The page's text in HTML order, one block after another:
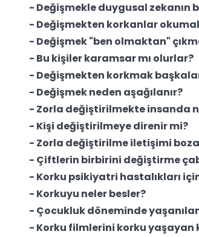
- Değişmekle duygusal zekanın
- Değişmekten korkanlar
- Değişmek "ben olmaktan"
- Bu kişiler karamsar mı olurlar?
- Değişmekten korkmak
- Değişmek neden aşağılanır?
- Zorla değiştirilmekte insanda
- Kişi değiştirilmeye direnir mi?
- Zorla değiştirilme iletişimi
- Çiftlerin birbirini değiştirme
- Korku psikiyatri hastalıkları
- Korkuyu neler besler?
- Çocukluk döneminde
- Korku filmlerini korku yaşayan